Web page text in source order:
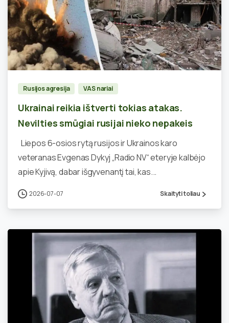
0
Rusijos agresija VAS nariai
Ukrainai reikia ištverti tokias atakas.
Nevilties smūgiai rusijai nieko nepakeis
Liepos 6-osios rytą rusijos ir Ukrainos karo
veteranas Evgenas Dykyj „Radio NV“ eteryje kalbėjo
apie Kyjivą, dabar išgyvenantį tai, kas...
2026-07-07 Skaityti toliau